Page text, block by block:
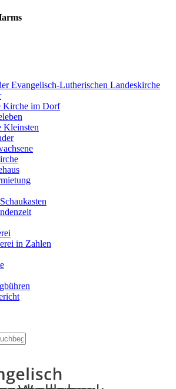
Evangelisch-Lutherischen Landeskirche
Kirche im Dorf
Kleinsten
in Zahlen